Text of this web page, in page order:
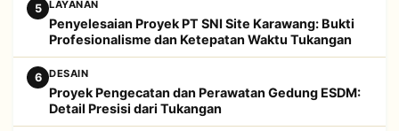
5 LAYANAN
Penyelesaian Proyek PT SNI Site Karawang: Bukti
Profesionalisme dan Ketepatan Waktu Tukangan
6 DESAIN
Proyek Pengecatan dan Perawatan Gedung ESDM:
Detail Presisi dari Tukangan